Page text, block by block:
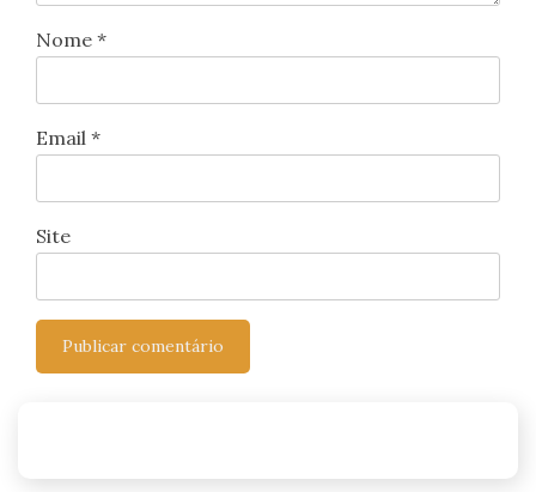
Nome *
Email *
Site